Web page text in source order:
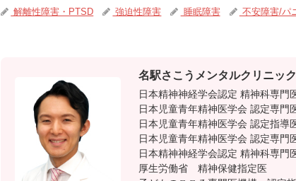
解離性障害・PTSD
強迫性障害 睡眠障害 不安障害/パ
名駅さこうメンタルクリニック
日本精神神経学会認定 精神科専門
日本児童青年精神医学会 認定専門
日本児童青年精神医学会 認定指導
日本児童青年精神医学会 認定専門
日本精神神経学会認定 精神科専門
厚生労働省 精神保健指定医